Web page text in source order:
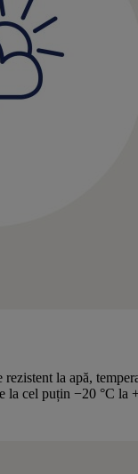
la apă,
la cel puțin −20 °C la